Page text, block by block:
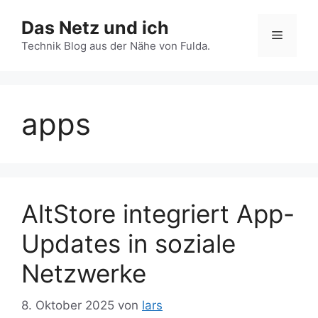
Inhalt
springen
Das Netz und ich
Technik Blog aus der Nähe von Fulda.
Menü
apps
AltStore integriert App-
Updates in soziale
Netzwerke
8. Oktober 2025 von lars